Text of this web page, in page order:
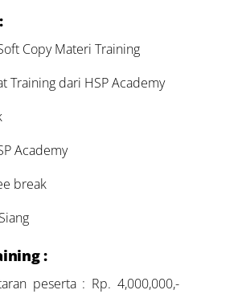
Copy Materi Training
Training dari HSP Academy
Academy
break
:
peserta : Rp. 4,000,000,-